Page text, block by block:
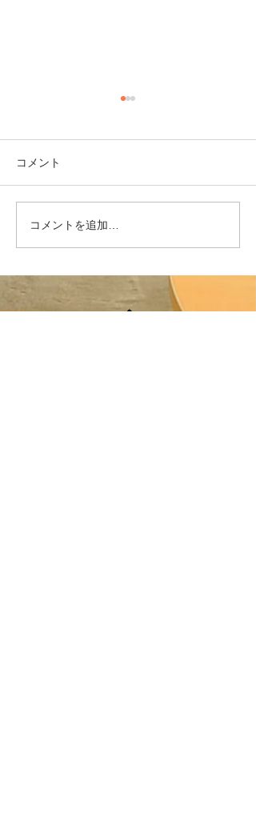
めっきり寒くなってきた、今
しょうか？ 日本の酒情報館
です。 さて、来週の１０月
により、 午前中の１０時～
１２時までの間、休館させて
頂きます。...
コメント
コメントを追加…